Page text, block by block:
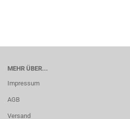
MEHR ÜBER...
Impressum
AGB
Versand